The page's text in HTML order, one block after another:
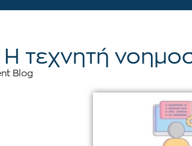
Η τεχνητή
Blog